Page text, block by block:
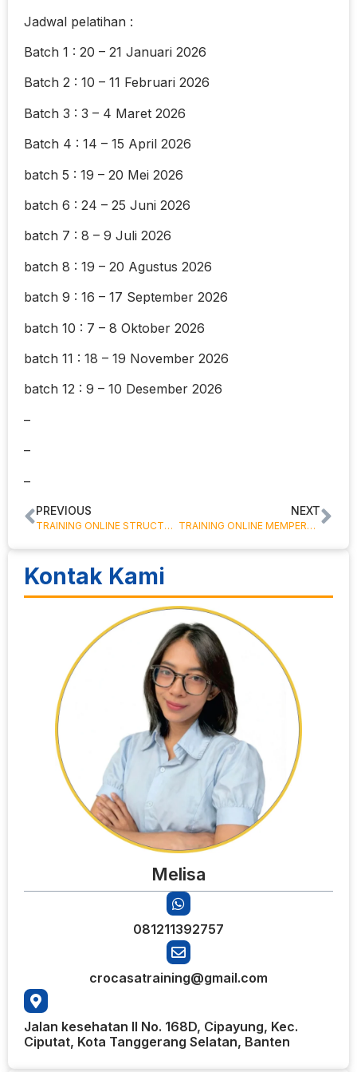
Jadwal pelatihan :
Batch 1 : 20 – 21 Januari 2026
Batch 2 : 10 – 11 Februari 2026
Batch 3 : 3 – 4 Maret 2026
Batch 4 : 14 – 15 April 2026
batch 5 : 19 – 20 Mei 2026
batch 6 : 24 – 25 Juni 2026
batch 7 : 8 – 9 Juli 2026
batch 8 : 19 – 20 Agustus 2026
batch 9 : 16 – 17 September 2026
batch 10 : 7 – 8 Oktober 2026
batch 11 : 18 – 19 November 2026
batch 12 : 9 – 10 Desember 2026
–
–
–
PREVIOUS
TRAINING ONLINE STRUCTURE PEMBIAYAAN INTERNATIONAL TRADE
NEXT
TRAINING ONLINE MEMPERKUAT STRATEGI PENGANGGARAN DAN MENGEKSPLORASI PERAMALAN, PENGENDALIAN BIAYA DAN MASALAH PERILAKU
Kontak Kami
Melisa
081211392757
crocasatraining@gmail.com
Jalan kesehatan II No. 168D, Cipayung, Kec.
Ciputat, Kota Tanggerang Selatan, Banten